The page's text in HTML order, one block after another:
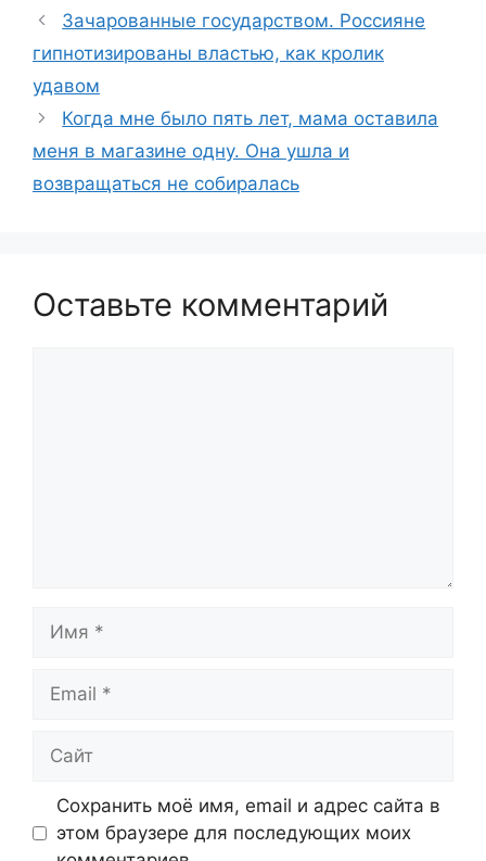
Зачарованные государством. Россияне
гипнотизированы властью, как кролик
удавом
Когда мне было пять лет, мама оставила
меня в магазине одну. Она ушла и
возвращаться не собиралась
Оставьте комментарий
Сохранить моё имя, email и адрес сайта в
этом браузере для последующих моих